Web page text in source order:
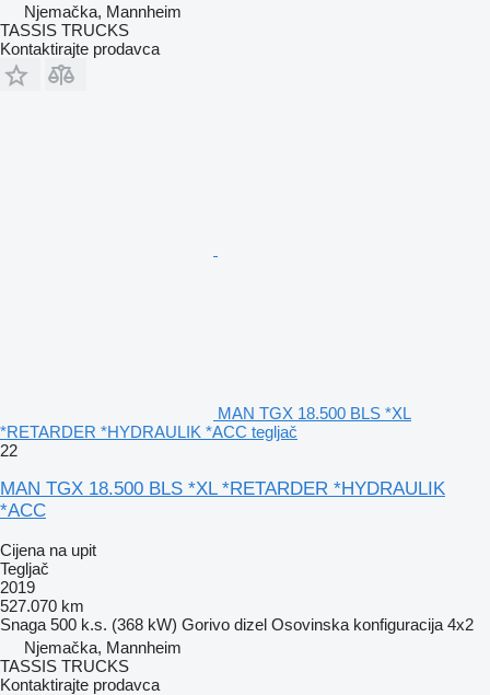
Njemačka, Mannheim
TASSIS TRUCKS
Kontaktirajte prodavca
MAN TGX 18.500 BLS *XL
*RETARDER *HYDRAULIK *ACC tegljač
22
MAN TGX 18.500 BLS *XL *RETARDER *HYDRAULIK
*ACC
Cijena na upit
Tegljač
2019
527.070 km
Snaga 500 k.s. (368 kW) Gorivo dizel Osovinska konfiguracija 4x2
Njemačka, Mannheim
TASSIS TRUCKS
Kontaktirajte prodavca